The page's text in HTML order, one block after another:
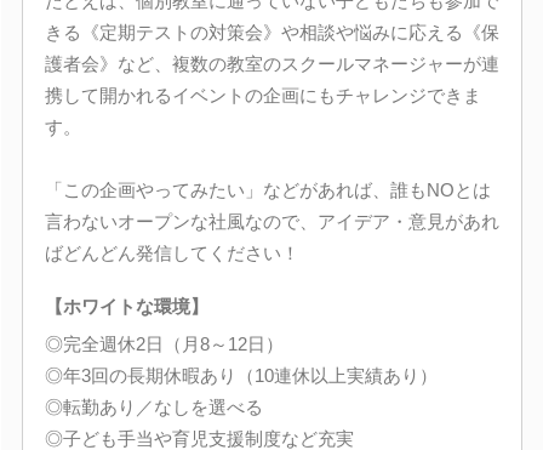
きる《定期テストの対策会》や相談や悩みに応える《保
護者会》など、複数の教室のスクールマネージャーが連
携して開かれるイベントの企画にもチャレンジできま
す。
「この企画やってみたい」などがあれば、誰もNOとは
言わないオープンな社風なので、アイデア・意見があれ
ばどんどん発信してください！
【ホワイトな環境】
◎完全週休2日（月8～12日）
◎年3回の長期休暇あり（10連休以上実績あり）
◎転勤あり／なしを選べる
◎子ども手当や育児支援制度など充実